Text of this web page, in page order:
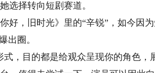
选择转向短剧赛道。
，旧时光》里的“辛锐”，如今因
出圈。
，目的都是给观众呈现你的角色，